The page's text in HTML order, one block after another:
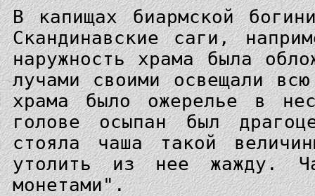
В капищах биармской
Скандинавские саги,
наружность храма была
лучами своими освещали
храма было ожерелье в
голове осыпан был
стояла чаша такой
утолить из нее жажду.
монетами".